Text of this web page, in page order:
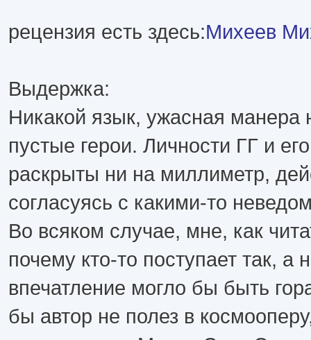
рецензия есть здесь:Михеев
Выдержка:
Никакой язык, ужасная манера
пустые герои. Личности ГГ и
раскрыты ни на миллиметр,
согласуясь с какими-то
Во всяком случае, мне, как
почему кто-то поступает так,
впечатление могло бы быть
бы автор не полез в